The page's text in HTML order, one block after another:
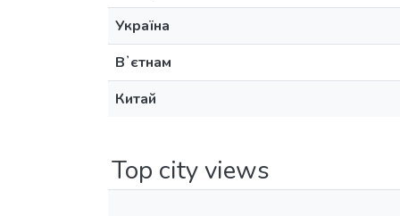
Україна
Вʼєтнам
Китай
Top city views